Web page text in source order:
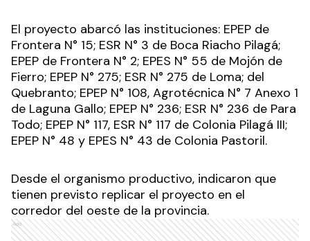
El proyecto abarcó las instituciones: EPEP de
Frontera N° 15; ESR N° 3 de Boca Riacho Pilagá;
EPEP de Frontera N° 2; EPES N° 55 de Mojón de
Fierro; EPEP N° 275; ESR N° 275 de Loma; del
Quebranto; EPEP N° 108, Agrotécnica N° 7 Anexo 1
de Laguna Gallo; EPEP N° 236; ESR N° 236 de Para
Todo; EPEP N° 117, ESR N° 117 de Colonia Pilagá III;
EPEP N° 48 y EPES N° 43 de Colonia Pastoril.
Desde el organismo productivo, indicaron que
tienen previsto replicar el proyecto en el
corredor del oeste de la provincia.
Ads